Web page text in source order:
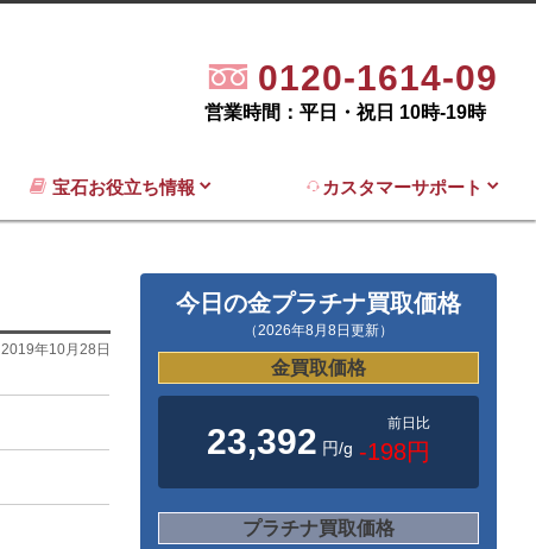
0120-1614-09
営業時間：平日・祝日 10時-19時
宝石お役立ち情報 カスタマーサポート
2019年10月28日
今日の金プラチナ買取価格
（2026年8月8日更新）
金買取価格
23,392 円/g
前日比
-198円
プラチナ買取価格